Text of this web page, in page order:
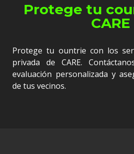
Protege tu
CARE
Protege tu ountrie con los
privada de CARE.
evaluación personalizada y
de tus vecinos.